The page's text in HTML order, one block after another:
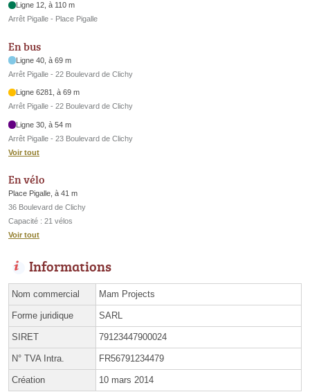
Ligne 12, à 110 m
Arrêt Pigalle - Place Pigalle
En bus
Ligne 40, à 69 m
Arrêt Pigalle - 22 Boulevard de Clichy
Ligne 6281, à 69 m
Arrêt Pigalle - 22 Boulevard de Clichy
Ligne 30, à 54 m
Arrêt Pigalle - 23 Boulevard de Clichy
Voir tout
En vélo
Place Pigalle, à 41 m
36 Boulevard de Clichy
Capacité : 21 vélos
Voir tout
Informations
Nom commercial Mam Projects
Forme juridique SARL
SIRET 79123447900024
N° TVA Intra. FR56791234479
Création 10 mars 2014